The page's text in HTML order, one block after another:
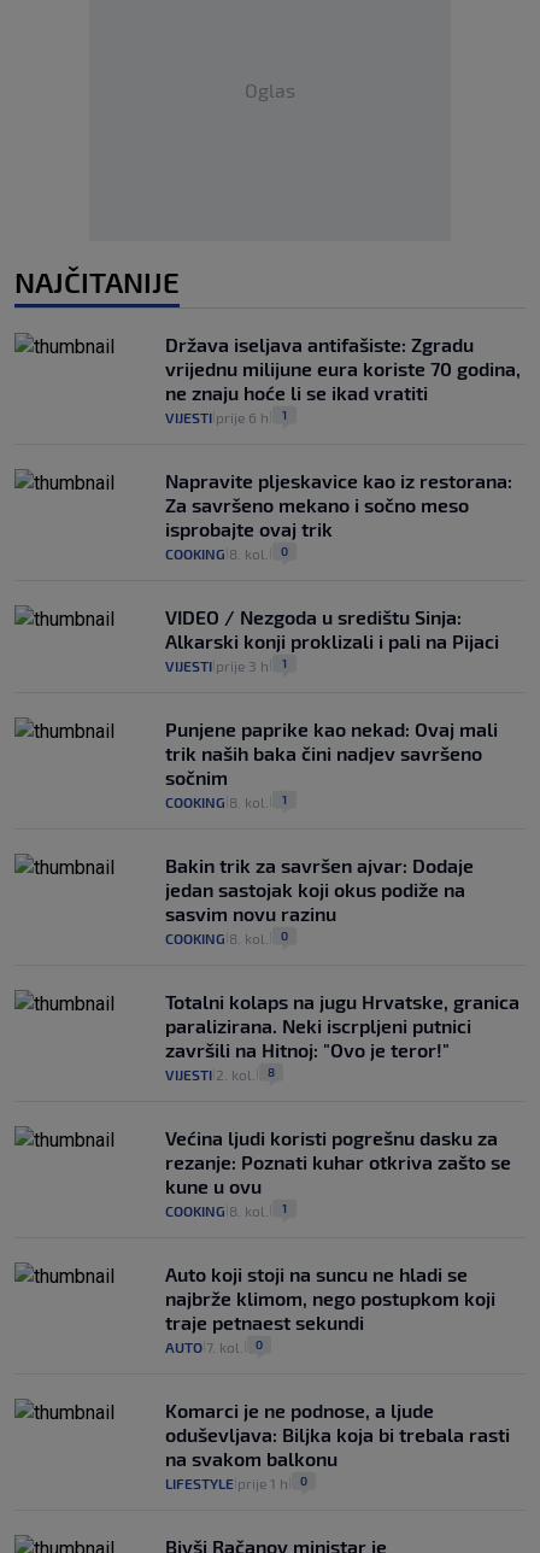
Oglas
NAJČITANIJE
Država iseljava antifašiste: Zgradu
vrijednu milijune eura koriste 70 godina,
ne znaju hoće li se ikad vratiti
VIJESTI prije 6 h 1
Napravite pljeskavice kao iz restorana:
Za savršeno mekano i sočno meso
isprobajte ovaj trik
COOKING 8. kol. 0
VIDEO / Nezgoda u središtu Sinja:
Alkarski konji proklizali i pali na Pijaci
VIJESTI prije 3 h 1
Punjene paprike kao nekad: Ovaj mali
trik naših baka čini nadjev savršeno
sočnim
COOKING 8. kol. 1
Bakin trik za savršen ajvar: Dodaje
jedan sastojak koji okus podiže na
sasvim novu razinu
COOKING 8. kol. 0
Totalni kolaps na jugu Hrvatske, granica
paralizirana. Neki iscrpljeni putnici
završili na Hitnoj: "Ovo je teror!"
VIJESTI 2. kol. 8
Većina ljudi koristi pogrešnu dasku za
rezanje: Poznati kuhar otkriva zašto se
kune u ovu
COOKING 8. kol. 1
Auto koji stoji na suncu ne hladi se
najbrže klimom, nego postupkom koji
traje petnaest sekundi
AUTO 7. kol. 0
Komarci je ne podnose, a ljude
oduševljava: Biljka koja bi trebala rasti
na svakom balkonu
LIFESTYLE prije 1 h 0
Bivši Račanov ministar je